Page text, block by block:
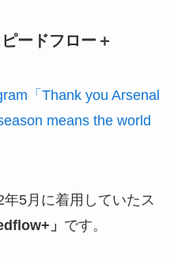
ードフロー＋
「Thank you Arsenal
means the world
5月に着用していたス
」 です。